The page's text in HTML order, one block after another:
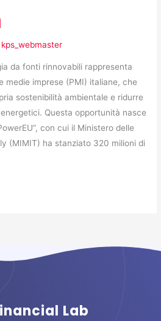
kps_webmaster
da fonti rinnovabili rappresenta
medie imprese (PMI) italiane, che
sostenibilità ambientale e ridurre
Questa opportunità nasce
con cui il Ministero delle
(MIMIT) ha stanziato 320 milioni di
Lab